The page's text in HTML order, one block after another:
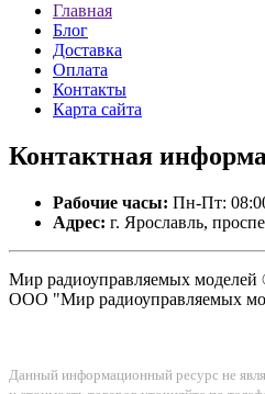
Главная
Блог
Доставка
Оплата
Контакты
Карта сайта
Контактная
Рабочие часы: Пн-Пт:
Адрес: г. Ярославль,
Мир радиоуправляемых моделей
ООО "Мир радиоуправляемых
Данный информационный ресурс не